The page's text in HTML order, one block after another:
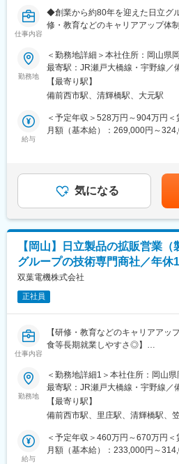
変更の範囲：会社の定める業務
■取り扱い商材：
ポンプ、制御盤、中央監視装置、
＜取り扱っている商材の機能や働
・ポンプ…飲み水を加圧・揚水し
いよう排水する。
・制御盤…各機器を制御する
・IoTクラウド監視…遠隔地の機器
・発電機…非常時の停電に備えて
入社後まずは、先輩社員と同行し
内容や顧客、業務の進め方につい
（目安：約1ヶ月）。
実務を通じてより具体的な業務内
す（目安：約2ヶ月）。
次のステップとして、技術部員の
部員に同行しながら現場理解を深
月）。
一定の経験を積んだ後は、個々の
ています。
・世の中の役に立つことで発注者
・社会インフラ設備のため、社会
・自分が設計したものが形になって
変更の範囲：会社の定める業務
仕事内容
◆創業から約80年を迎えた日立グ
修・教育などのキャリアアップ体
■募集背景：
双葉電機では現在、GX／DX事業
の一つ」と位置づけ、本格的な事
います。
製造業を中心としたお客様を取り
り、脱炭素への対応や業務効率化
供できる存在へと進化していくこ
そのためにも、事業を「これから
募集します。
■業務内容：
・製造業を中心としたお客様企業
・お客様の経営課題・業務課題を
画支援
・生産計画、MES 等の生産現場
導入の推進
・受注したDX案件におけるプロ
・プロジェクト計画策定（スコー
・社内外ステークホルダー（お客
との調整
・DX事業拡大に向けた知見・ノウ
※お客様は、製造業が中心です。
■部署構成：
＜ビジネスイノベーション推進
勤務地
＜勤務地詳細＞本社住所：岡山県
最寄駅：JR瀬戸大橋線・宇野線／
全面禁煙変更の範囲：会社の定め
む）
【最寄り駅】
備前西市駅、清輝橋駅、大元駅
給与
＜予定年収＞528万円～904万円
月額（基本給）：269,000円～
職（管理監督者）で採用となった
411,000円 役職手当: 80,000円～
は残業手当の支給はございません
績）■賞与：年2回（上期12月・下
分）賃金はあくまでも目安の金額
可能性があります。月給(月額)は
気になる
【岡山】日立製品の拡販営業
グループの技術専門商社／年休
双葉電機株式会社
正社員
仕事内容
【研修・教育などのキャリアア
食等長期就業しやすさ◎】
■業務内容：
日立製作所および日立グループ各
のエンドユーザー様に対する営業
受電設備、空気圧縮機、空調機器
単なる物販にとどまらず、製品導
ただく業務です。
お客様の設備計画や課題を把握し
勤務地
＜勤務地詳細1＞本社住所：岡山
最寄駅：JR瀬戸大橋線・宇野線／
全面禁煙＜勤務地詳細2＞西部オ
新庄２５６－１ 勤務地最寄駅：山
含む）
【最寄り駅】
備前西市駅、里庄駅、清輝橋駅、
給与
＜予定年収＞460万円～670万円
月額（基本給）：233,000円～